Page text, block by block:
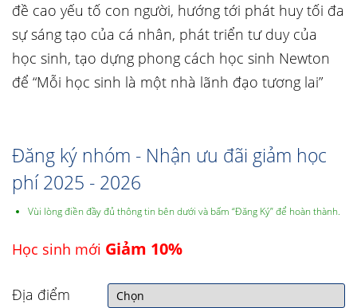
đề cao yếu tố con người, hướng tới phát huy tối đa
sự sáng tạo của cá nhân, phát triển tư duy của
học sinh, tạo dựng phong cách học sinh Newton
để “Mỗi học sinh là một nhà lãnh đạo tương lai”
Đăng ký nhóm - Nhận ưu đãi giảm học
phí 2025 - 2026
Vùi lòng điền đầy đủ thông tin bên dưới và bấm “Đăng Ký” để hoàn thành.
Học sinh mới Giảm 10%
Địa điểm